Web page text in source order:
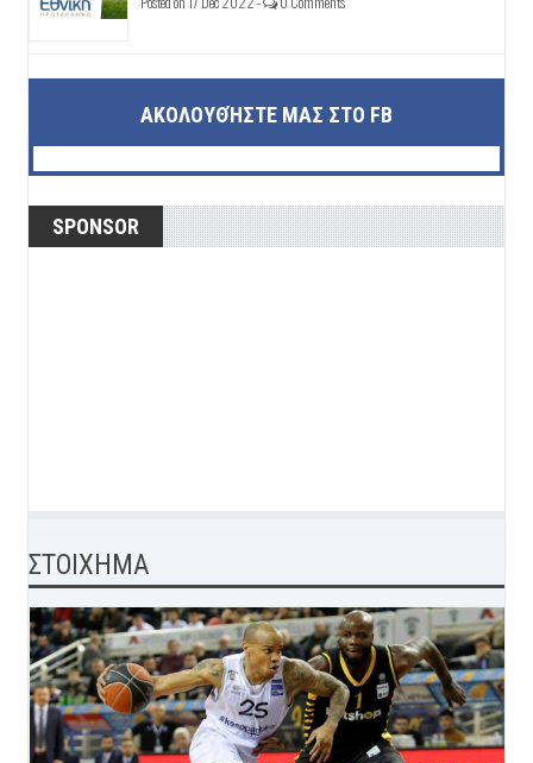
ΑΚΟΛΟΥΘΉΣΤΕ ΜΑΣ ΣΤΟ FB
SPONSOR
ΣΤΟΙΧΗΜΑ